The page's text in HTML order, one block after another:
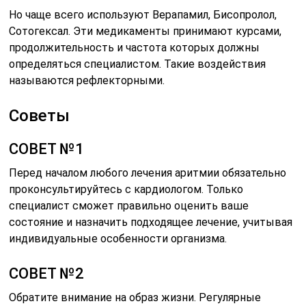
Но чаще всего используют Верапамил, Бисопролол,
Сотогексал. Эти медикаменты принимают курсами,
продолжительность и частота которых должны
определяться специалистом. Такие воздействия
называются рефлекторными.
Советы
СОВЕТ №1
Перед началом любого лечения аритмии обязательно
проконсультируйтесь с кардиологом. Только
специалист сможет правильно оценить ваше
состояние и назначить подходящее лечение, учитывая
индивидуальные особенности организма.
СОВЕТ №2
Обратите внимание на образ жизни. Регулярные